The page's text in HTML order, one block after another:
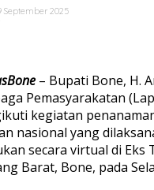
September 2025
– Bupati Bone, H.
Pemasyarakatan
kegiatan
nasional yang
secara virtual di Eks
Barat, Bone, pada